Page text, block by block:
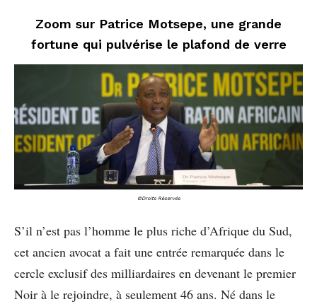
Zoom sur Patrice Motsepe, une grande
fortune qui pulvérise le plafond de verre
©Droits Réservés
S’il n’est pas l’homme le plus riche d’Afrique du Sud,
cet ancien avocat a fait une entrée remarquée dans le
cercle exclusif des milliardaires en devenant le premier
Noir à le rejoindre, à seulement 46 ans. Né dans le